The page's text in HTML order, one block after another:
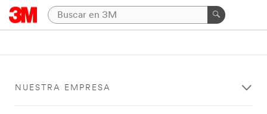
NUESTRA EMPRESA